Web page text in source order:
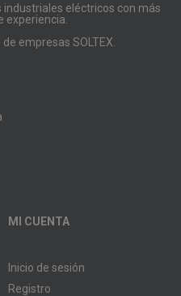
eléctricos con más
experiencia.
empresas SOLTEX.
MI CUENTA
Inicio de sesión
Registro